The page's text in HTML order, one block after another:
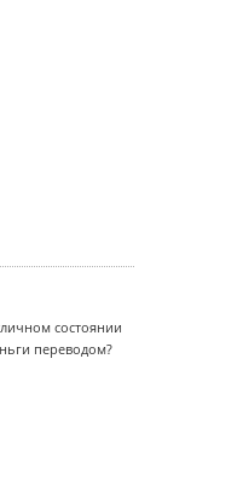
состоянии
переводом?